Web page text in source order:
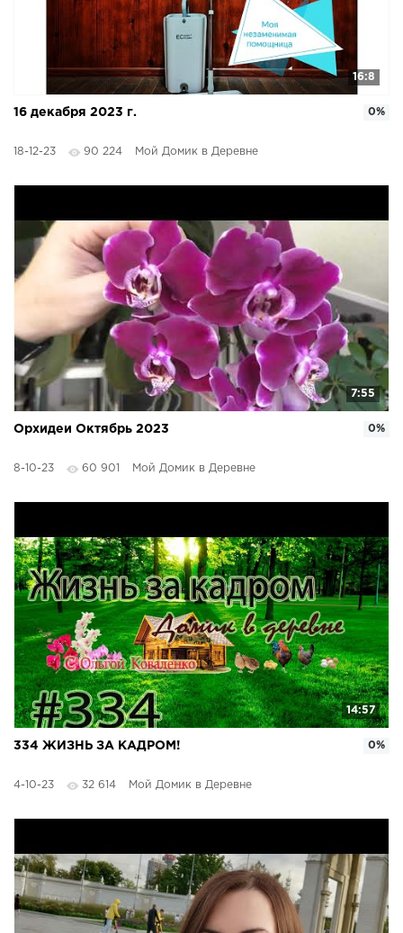
16:8
16 декабря 2023 г.
18-12-23 90 224 Мой Домик в Деревне
0%
7:55
Орхидеи Октябрь 2023
8-10-23 60 901 Мой Домик в Деревне
0%
14:57
334 ЖИЗНЬ ЗА КАДРОМ!
4-10-23 32 614 Мой Домик в Деревне
0%